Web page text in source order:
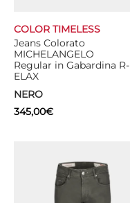
Jeans Colorato
MICHELANGELO
Regular in Gabardina R-
ELAX
NERO
COLOR TIMELESS
345,00€